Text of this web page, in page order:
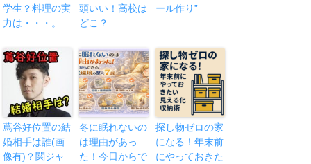
学生？料理の実
力は・・・。
頭いい！高校は
どこ？
ール作り”
蔦谷好位置の結
婚相手は誰(画
像有)？関ジャ
冬に眠れないの
は理由があっ
た！今日からで
探し物ゼロの家
になる！年末前
にやっておきた